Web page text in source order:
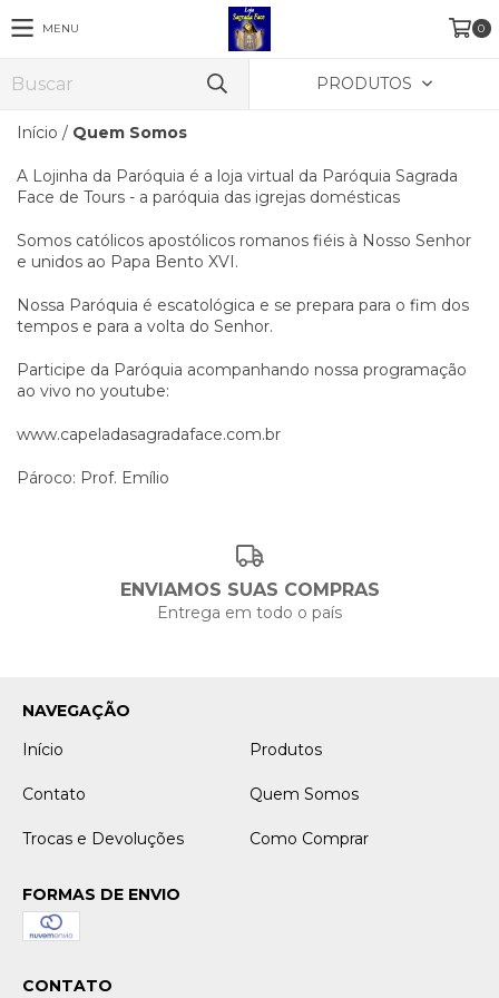
MENU 0
PRODUTOS
Início / Quem Somos
A Lojinha da Paróquia é a loja virtual da Paróquia Sagrada
Face de Tours - a paróquia das igrejas domésticas
Somos católicos apostólicos romanos fiéis à Nosso Senhor
e unidos ao Papa Bento XVI.
Nossa Paróquia é escatológica e se prepara para o fim dos
tempos e para a volta do Senhor.
Participe da Paróquia acompanhando nossa programação
ao vivo no youtube:
www.capeladasagradaface.com.br
Pároco: Prof. Emílio
ENVIAMOS SUAS COMPRAS
Entrega em todo o país
NAVEGAÇÃO
Início
Produtos
Contato Quem Somos
Trocas e Devoluções Como Comprar
FORMAS DE ENVIO
CONTATO